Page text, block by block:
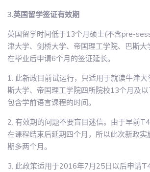
3.英国留学签证有效期
英国留学时间低于13个月硕士(不含pre-
津大学、剑桥大学、帝国理工学院、巴斯大
在毕业后申请6个月的签证延长。
1. 此新政目前试运行，只适用于就读牛津
斯大学、帝国理工学院四所院校13个月及
包含学前语言课程的时间。
2. 有效期的问题不要盲目迷信。由于早前
在课程结束后延期四个月，所以此次新政实
期多两个月。
3. 此政策适用于2016年7月25日以后申请